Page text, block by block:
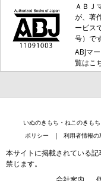
ＡＢＪ
が、著
ービス
号）で
ABJマ
覧はこ
いぬのきもち・ねこのきもち
ポリシー
利用者情報の
本サイトに掲載されている
禁じます。